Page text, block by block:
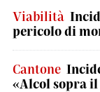
Viabilità
pericolo di
Cantone
«Alcol sopra